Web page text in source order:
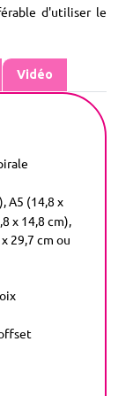
d'utiliser le
Vidéo
A5 (14,8 x
x 14,8 cm),
29,7 cm ou